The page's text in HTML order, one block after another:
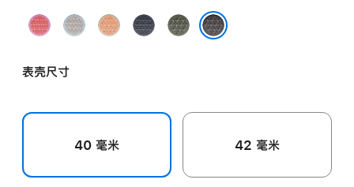
亮
石
雾
色
蜜
铁
苍
表壳尺寸
40 毫米 42 毫米